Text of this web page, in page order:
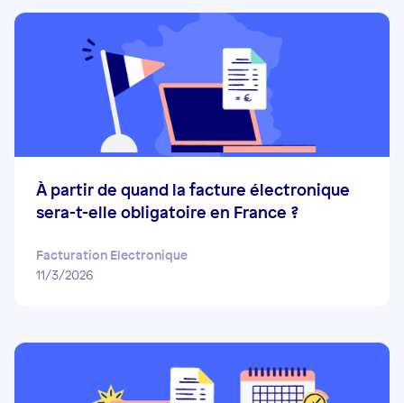
À partir de quand la facture électronique
sera-t-elle obligatoire en France ?
Facturation Electronique
11/3/2026